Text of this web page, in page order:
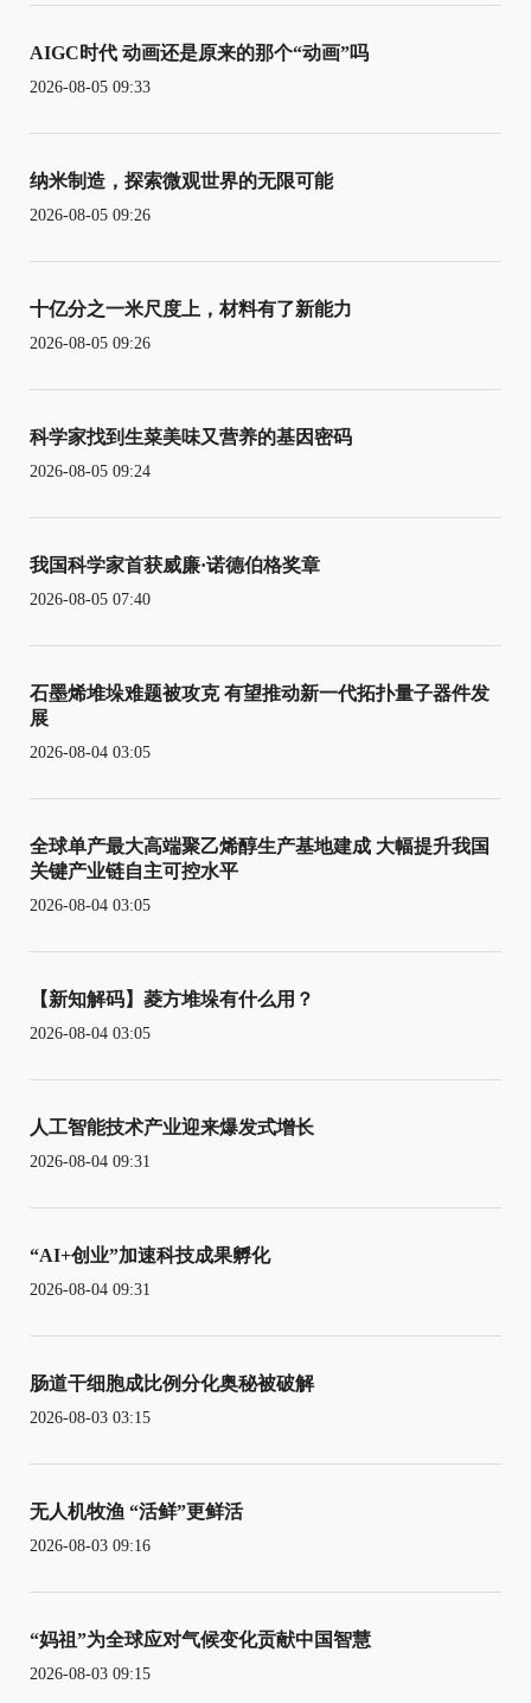
AIGC时代 动画还是原来的那个“动画”吗
2026-08-05 09:33
纳米制造，探索微观世界的无限可能
2026-08-05 09:26
十亿分之一米尺度上，材料有了新能力
2026-08-05 09:26
科学家找到生菜美味又营养的基因密码
2026-08-05 09:24
我国科学家首获威廉·诺德伯格奖章
2026-08-05 07:40
石墨烯堆垛难题被攻克 有望推动新一代拓扑量子器件发
展
2026-08-04 03:05
全球单产最大高端聚乙烯醇生产基地建成 大幅提升我国
关键产业链自主可控水平
2026-08-04 03:05
【新知解码】菱方堆垛有什么用？
2026-08-04 03:05
人工智能技术产业迎来爆发式增长
2026-08-04 09:31
“AI+创业”加速科技成果孵化
2026-08-04 09:31
肠道干细胞成比例分化奥秘被破解
2026-08-03 03:15
无人机牧渔 “活鲜”更鲜活
2026-08-03 09:16
“妈祖”为全球应对气候变化贡献中国智慧
2026-08-03 09:15